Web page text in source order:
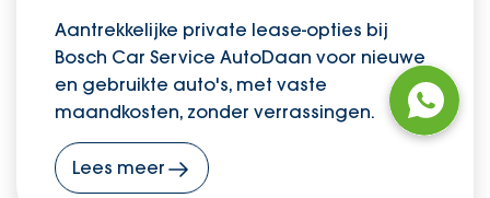
Aantrekkelijke private lease-opties bij
Bosch Car Service AutoDaan voor nieuwe
en gebruikte auto's, met vaste
maandkosten, zonder verrassingen.
Lees meer